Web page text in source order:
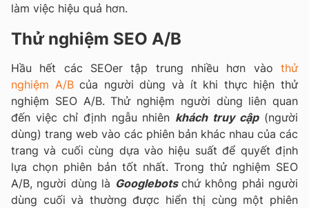
làm việc hiệu quả hơn.
Thử nghiệm SEO A/B
Hầu hết các SEOer tập trung nhiều hơn vào thử
nghiệm A/Bcủa người dùng và ít khi thực hiện thử
nghiệm SEO A/B. Thử nghiệm người dùng liên quan
đến việc chỉ định ngẫu nhiên khách truy cập(người
dùng) trang web vào các phiên bản khác nhau của các
trang và cuối cùng dựa vào hiệu suất để quyết định
lựa chọn phiên bản tốt nhất. Trong thử nghiệm SEO
A/B, người dùng là Googlebots chứ không phải người
dùng cuối và thường được hiển thị cùng một phiên